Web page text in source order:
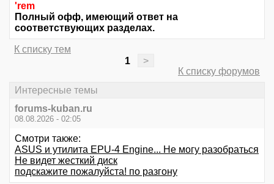
'rem
Полный офф, имеющий ответ на
соответствующих разделах.
К списку тем
1
>
К списку форумов
Интересные темы
forums-kuban.ru
08.08.2026 - 02:05
Смотри также:
ASUS и утилита EPU-4 Engine... Не могу разобраться
Не видет жесткий диск
подскажите пожалуйста! по разгону